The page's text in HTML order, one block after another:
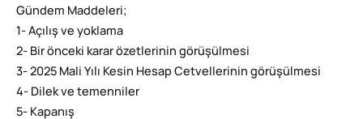
Gündem Maddeleri;
1- Açılış ve yoklama
2- Bir önceki karar özetlerinin görüşülmesi
3- 2025 Mali Yılı Kesin Hesap Cetvellerinin görüşülmesi
4- Dilek ve temenniler
5- Kapanış